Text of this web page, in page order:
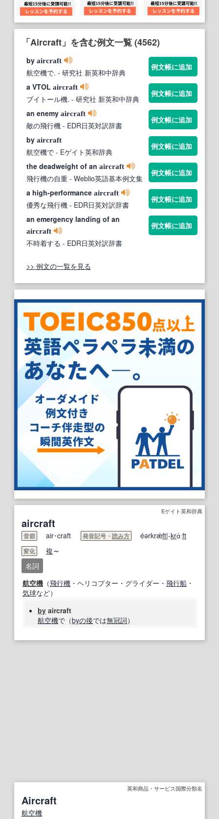
「Aircraft」を含む例文一覧 (4562)
by aircraft
航空機で. - 研究社 新英和中辞典
例文帳に追加
a VTOL aircraft
ブイトール機. - 研究社 新英和中辞典
例文帳に追加
an enemy aircraft
敵の飛行機 - EDR日英対訳辞書
例文帳に追加
by aircraft
航空機で - Eゲイト英和辞典
例文帳に追加
the deadweight of an aircraft
飛行機の自重 - Weblio英語基本例文集
例文帳に追加
a high-performance aircraft
優秀な飛行機 - EDR日英対訳辞書
例文帳に追加
an emergency landing of an
aircraft
不時着する - EDR日英対訳辞書
例文帳に追加
>> 例文の一覧を見る
Eゲイト英和辞典
aircraft
音節 air･craft 発音記号・ 読み方 éərkræ̀ft|-krɑ̀ːft
変化 複 ～
名詞
航空機 （飛行機 ・ヘリコプター・グライダー・ 飛行船 ・
気球など）
by aircraft
航空機で（byの後では無冠詞）
英和商品・サービス国際分類名
Aircraft
航空機